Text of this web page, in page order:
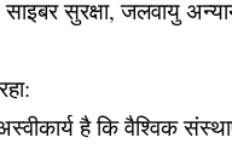
सुरक्षा, जलवायु
है कि वैश्विक